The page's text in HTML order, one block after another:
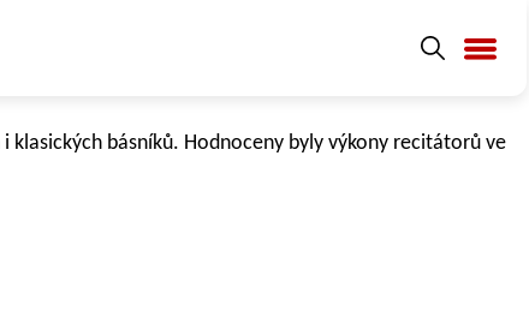
básníků. Hodnoceny byly výkony recitátorů ve